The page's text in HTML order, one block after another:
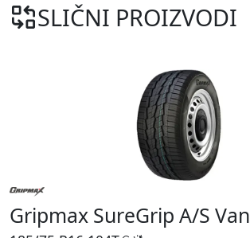
SLIČNI PROIZVODI
Gripmax SureGrip A/S Van